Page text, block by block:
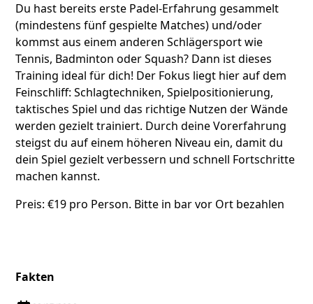
Fakten
Du hast bereits erste Padel-Erfahrung gesammelt
(mindestens fünf gespielte Matches) und/oder
kommst aus einem anderen Schlägersport wie
Tennis, Badminton oder Squash? Dann ist dieses
Training ideal für dich! Der Fokus liegt hier auf dem
Feinschliff: Schlagtechniken, Spielpositionierung,
taktisches Spiel und das richtige Nutzen der Wände
werden gezielt trainiert. Durch deine Vorerfahrung
steigst du auf einem höheren Niveau ein, damit du
dein Spiel gezielt verbessern und schnell Fortschritte
machen kannst.
Preis: €19 pro Person. Bitte in bar vor Ort bezahlen